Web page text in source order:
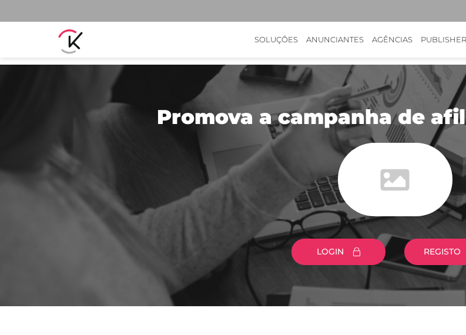
SOLUÇÕES ANUNCIANTES AGÊNCIAS
Promova a campanha de
LOGIN REGISTO